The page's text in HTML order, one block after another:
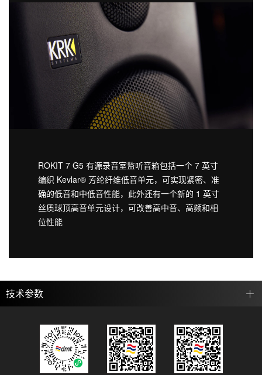
ROKIT 7 G5 有源录音室监听音箱包括一个 7 英寸
编织 Kevlar® 芳纶纤维低音单元，可实现紧密、准
确的低音和中低音性能，此外还有一个新的 1 英寸
丝质球顶高音单元设计，可改善高中音、高频和相
位性能
技术参数